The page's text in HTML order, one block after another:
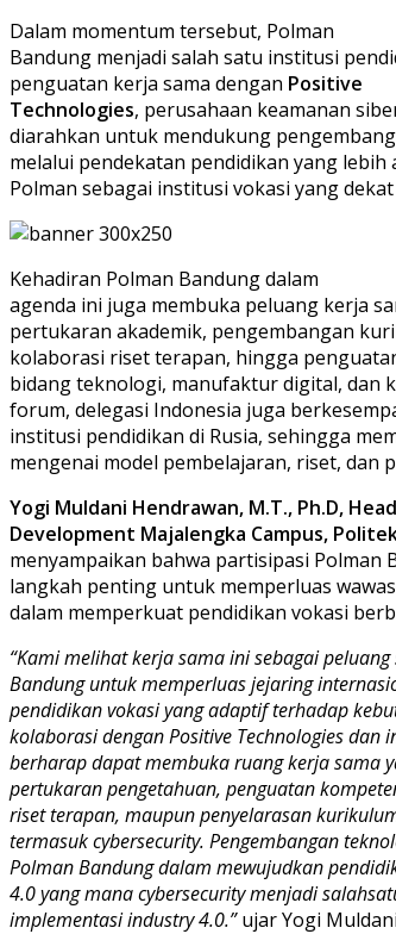
Dalam momentum tersebut, Polman
Bandung menjadi salah satu institusi
penguatan kerja sama dengan Positive
Technologies, perusahaan keamanan
diarahkan untuk mendukung
melalui pendekatan pendidikan yang
Polman sebagai institusi vokasi yang
Kehadiran Polman Bandung dalam
agenda ini juga membuka peluang kerja
pertukaran akademik, pengembangan
kolaborasi riset terapan, hingga
bidang teknologi, manufaktur digital, dan
forum, delegasi Indonesia juga
institusi pendidikan di Rusia, sehingga
mengenai model pembelajaran, riset, dan
Yogi Muldani Hendrawan, M.T., Ph.D,
Development Majalengka Campus,
menyampaikan bahwa partisipasi Polman
langkah penting untuk memperluas
dalam memperkuat pendidikan vokasi
“Kami melihat kerja sama ini sebagai
Bandung untuk memperluas jejaring
pendidikan vokasi yang adaptif terhadap
kolaborasi dengan Positive Technologies dan
berharap dapat membuka ruang kerja sama
pertukaran pengetahuan, penguatan
riset terapan, maupun penyelarasan
termasuk cybersecurity. Pengembangan
Polman Bandung dalam mewujudkan
4.0 yang mana cybersecurity menjadi
implementasi industry 4.0.”ujar Yogi